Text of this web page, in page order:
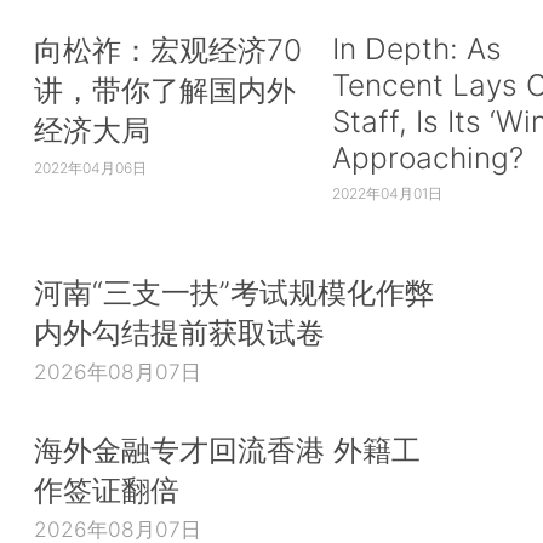
向松祚：宏观经济70
讲，带你了解国内外
经济大局
2022年04月06日
In Depth: As
Tencent Lays
Staff, Is Its
Approaching?
2022年04月01日
河南“三支一扶”考试规模化作弊
内外勾结提前获取试卷
2026年08月07日
海外金融专才回流香港 外籍工
作签证翻倍
2026年08月07日